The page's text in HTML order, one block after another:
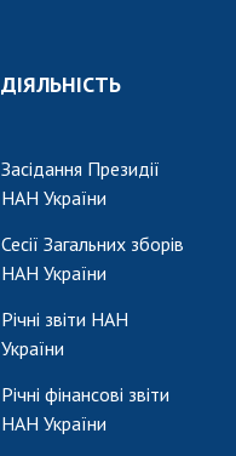
ДІЯЛЬНІСТЬ
Засідання Президії
НАН України
Сесії Загальних зборів
НАН України
Річні звіти НАН
України
Річні фінансові звіти
НАН України